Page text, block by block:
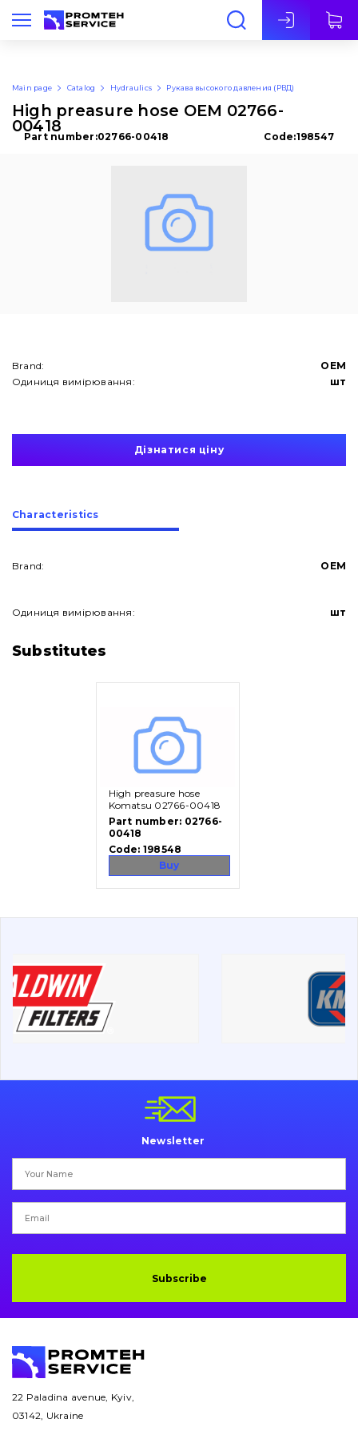
Eng
About Us
Filters and lubricants
Cutting edges and blades
Bucket and adapters shrouds
Transmission
Chassis frame and bodyshell
Drilling equipment
Electrical system
написати
Main page Catalog Hydraulics Рукава высокого давления (РВД)
High preasure hose OEM 02766-
00418
Part number:02766-00418 Code:198547
Brand:
OEM
Одиниця вимірювання:
шт
Дізнатися ціну
Сharacteristics
Brand: OEM
Одиниця вимірювання: шт
Substitutes
High preasure hose
Komatsu 02766-00418
Part number: 02766-
00418
Code: 198548
Buy
Newsletter
Subscribe
22 Paladina avenue, Kyiv,
03142, Ukraine